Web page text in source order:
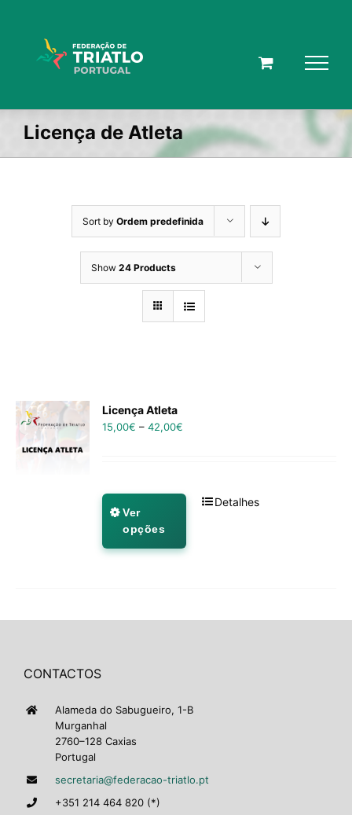
Licença de Atleta
Sort by Ordem predefinida
Show 24 Products
Licença Atleta
15,00€ –42,00€
Ver
opções
Detalhes
CONTACTOS
Alameda do Sabugueiro, 1-B
Murganhal
2760–128 Caxias
Portugal
secretaria@federacao-triatlo.pt
+351 214 464 820 (*)